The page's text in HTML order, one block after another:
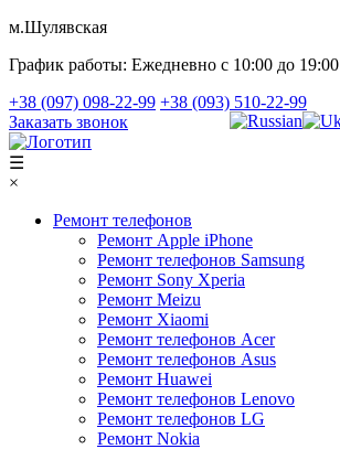
м.Шулявская
График работы: Ежедневно с 10:00 до 19:00
+38 (097) 098-22-99 +38 (093) 510-22-99
Заказать звонок
☰
×
Ремонт телефонов
Ремонт Apple iPhone
Ремонт телефонов Samsung
Ремонт Sony Xperia
Ремонт Meizu
Ремонт Xiaomi
Ремонт телефонов Acer
Ремонт телефонов Asus
Ремонт Huawei
Ремонт телефонов Lenovo
Ремонт телефонов LG
Ремонт Nokia